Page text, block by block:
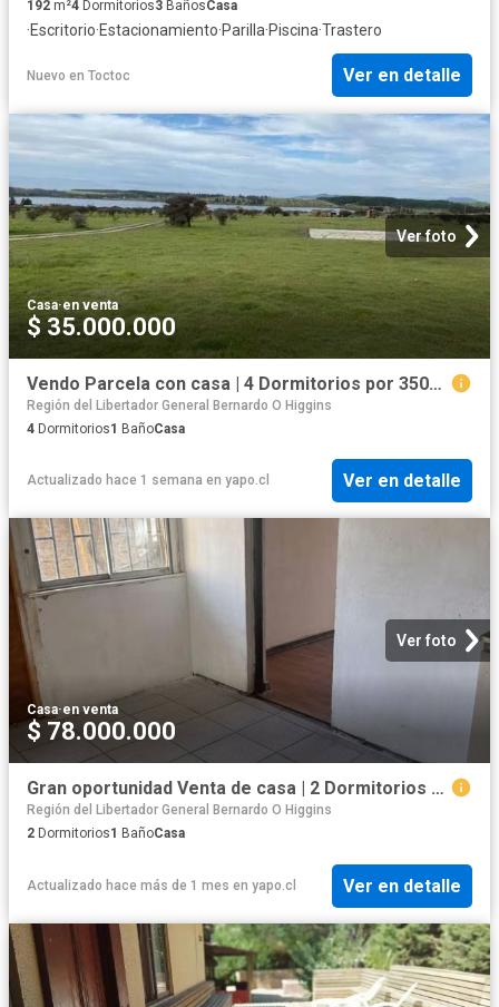
192 m²4 Dormitorios3 BañosCasa
·Escritorio·Estacionamiento·Parilla·Piscina·Trastero
Nuevo en Toctoc Ver en detalle
Ver foto
Casa·en venta
$ 35.000.000
Vendo Parcela con casa | 4 Dormitorios por 35000. 00 en Marchihue
Región del Libertador General Bernardo O Higgins
4 Dormitorios1 BañoCasa
Actualizado hace 1 semana en yapo.cl Ver en detalle
Ver foto
Casa·en venta
$ 78.000.000
Gran oportunidad Venta de casa | 2 Dormitorios por 78000. 00 en Machalí
Región del Libertador General Bernardo O Higgins
2 Dormitorios1 BañoCasa
Actualizado hace más de 1 mes en yapo.cl Ver en detalle